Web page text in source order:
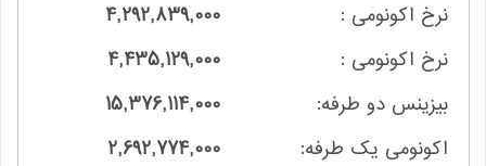
4,292,839,000
4,435,129,000
15,376,114,000
2,692,774,000